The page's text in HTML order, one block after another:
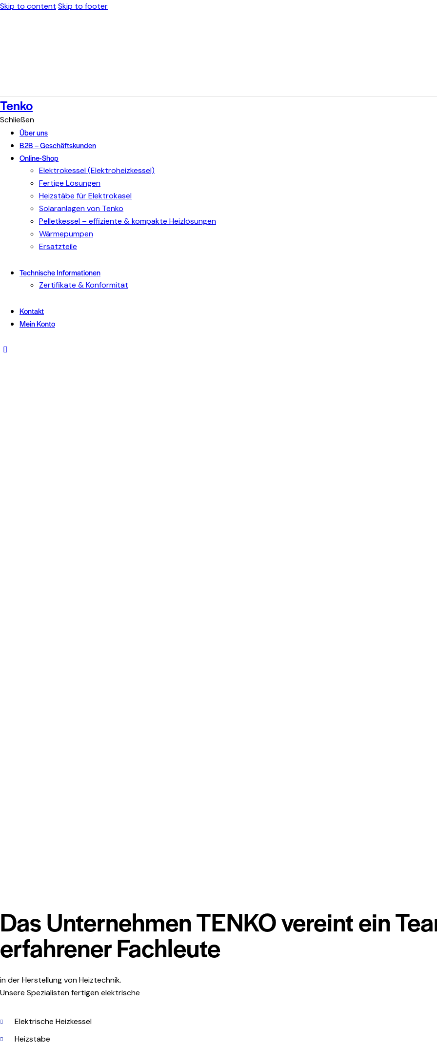
Skip to content Skip to footer
Tenko
Schließen
Über uns
B2B – Geschäftskunden
Online-Shop
Elektrokessel (Elektroheizkessel)
Fertige Lösungen
Heizstäbe für Elektrokasel
Solaranlagen von Tenko
Pelletkessel – effiziente & kompakte Heizlösungen
Wärmepumpen
Ersatzteile
Technische Informationen
Zertifikate & Konformität
Kontakt
Mein Konto
Das Unternehmen TENKO vereint ein
erfahrener Fachleute
in der Herstellung von Heiztechnik.
Unsere Spezialisten fertigen elektrische
Elektrische Heizkessel
Heizstäbe